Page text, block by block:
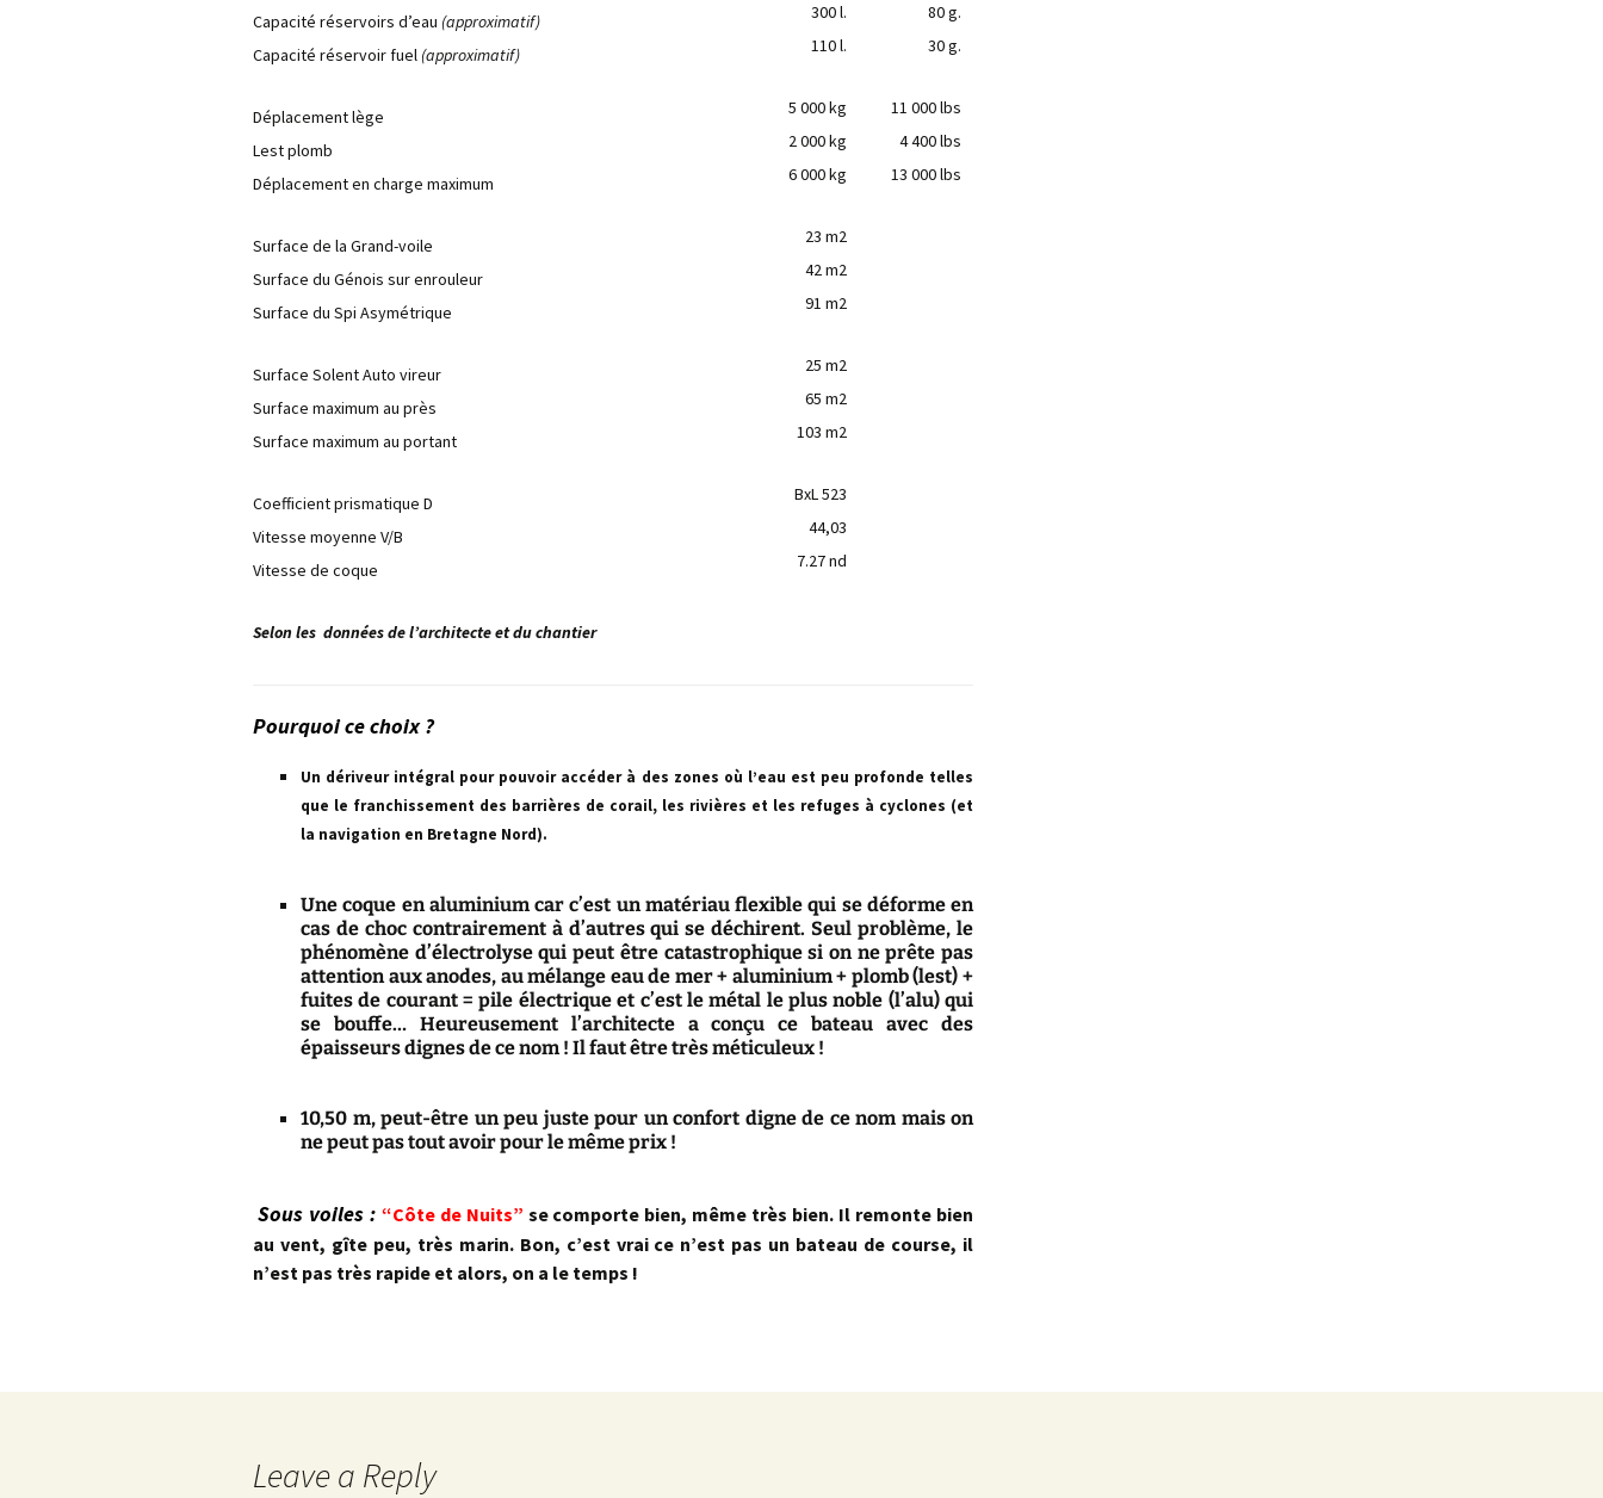
Capacité réservoirs d’eau (approximatif)
Capacité réservoir fuel (approximatif)
Déplacement lège
Lest plomb
Déplacement en charge maximum
Surface de la Grand-voile
Surface du Génois sur enrouleur
Surface du Spi Asymétrique
Surface Solent Auto vireur
Surface maximum au près
Surface maximum au portant
Coefficient prismatique D
Vitesse moyenne V/B
Vitesse de coque
Selon les données de l’architecte et du chantier
300 l.
110 l.
5 000 kg
2 000 kg
6 000 kg
23 m2
42 m2
91 m2
25 m2
65 m2
103 m2
BxL 523
44,03
7.27 nd
80 g.
30 g.
11 000 lbs
4 400 lbs
13 000 lbs
Pourquoi ce choix ?
Un dériveur intégral pour pouvoir accéder à des zones où l’eau est peu profonde telles
que le franchissement des barrières de corail, les rivières et les refuges à cyclones (et
la navigation en Bretagne Nord).
Une coque en aluminium car c’est un matériau flexible qui se déforme en
cas de choc contrairement à d’autres qui se déchirent. Seul problème, le
phénomène d’électrolyse qui peut être catastrophique si on ne prête pas
attention aux anodes, au mélange eau de mer + aluminium + plomb (lest) +
fuites de courant = pile électrique et c’est le métal le plus noble (l’alu) qui
se bouffe… Heureusement l’architecte a conçu ce bateau avec des
épaisseurs dignes de ce nom ! Il faut être très méticuleux !
10,50 m, peut-être un peu juste pour un confort digne de ce nom mais on
ne peut pas tout avoir pour le même prix !
Sous voiles : “Côte de Nuits” se comporte bien, même très bien. Il remonte bien
au vent, gîte peu, très marin. Bon, c’est vrai ce n’est pas un bateau de course, il
n’est pas très rapide et alors, on a le temps !
Leave a Reply